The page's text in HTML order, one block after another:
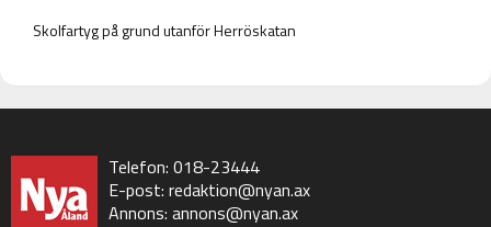
Skolfartyg på grund utanför Herröskatan
Telefon: 018-23444
E-post: redaktion@nyan.ax
Annons: annons@nyan.ax